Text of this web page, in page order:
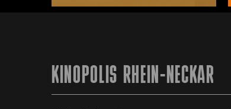
KINOPOLIS RHEIN-NECKAR